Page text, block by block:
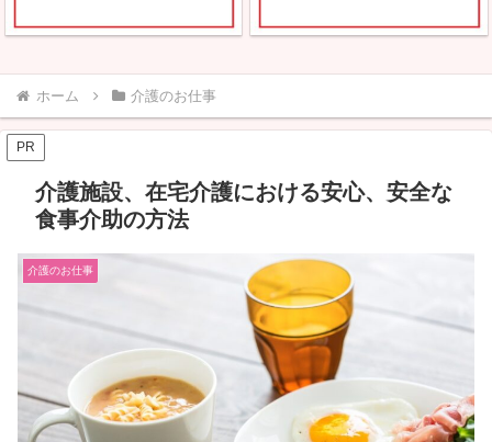
ホーム 介護のお仕事
PR
介護施設、在宅介護における安心、安全な
食事介助の方法
介護のお仕事